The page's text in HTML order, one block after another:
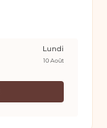
Lundi
10 Août